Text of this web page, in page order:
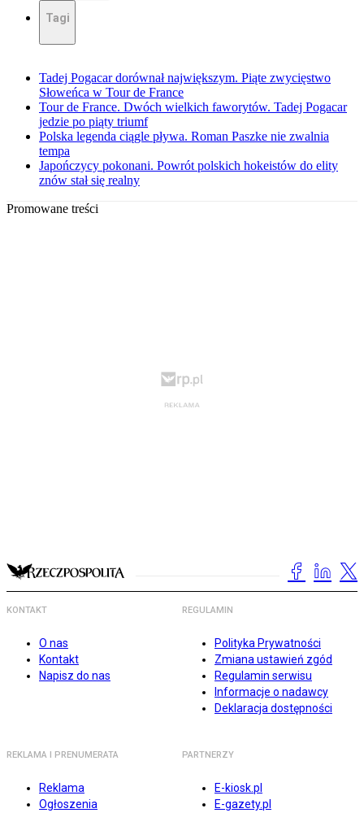
Tagi
Tadej Pogacar dorównał największym. Piąte zwycięstwo
Słoweńca w Tour de France
Tour de France. Dwóch wielkich faworytów. Tadej Pogacar
jedzie po piąty triumf
Polska legenda ciągle pływa. Roman Paszke nie zwalnia
tempa
Japończycy pokonani. Powrót polskich hokeistów do elity
znów stał się realny
Promowane treści
KONTAKT
O nas
Kontakt
Napisz do nas
REGULAMIN
Polityka Prywatności
Zmiana ustawień zgód
Regulamin serwisu
Informacje o nadawcy
Deklaracja dostępności
REKLAMA I PRENUMERATA
Reklama
Ogłoszenia
PARTNERZY
E-kiosk.pl
E-gazety.pl